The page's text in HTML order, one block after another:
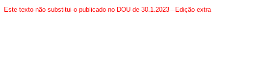
Este texto não substitui o publicado no DOU de 30.1.2023 - Edição extra